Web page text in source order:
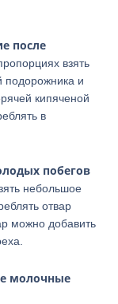
после
взять
подорожника и
кипяченой
в
побегов
небольшое
отвар
можно добавить
молочные